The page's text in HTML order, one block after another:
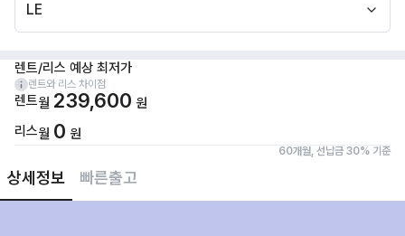
상세정보 빠른출고
LE
렌트/리스 예상 최저가
렌트와 리스 차이점
렌트월 239,600 원
리스월 0 원
60개월, 선납금 30% 기준